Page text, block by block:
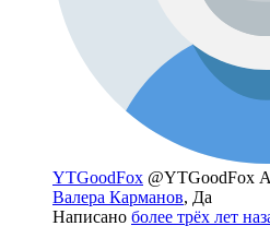
YTGoodFox @YTGoodFox
Валера Карманов, Да
Написано более трёх лет